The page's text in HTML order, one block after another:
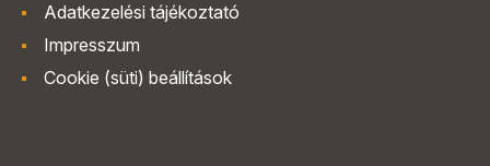
Adatkezelési tájékoztató
Impresszum
Cookie (süti) beállítások